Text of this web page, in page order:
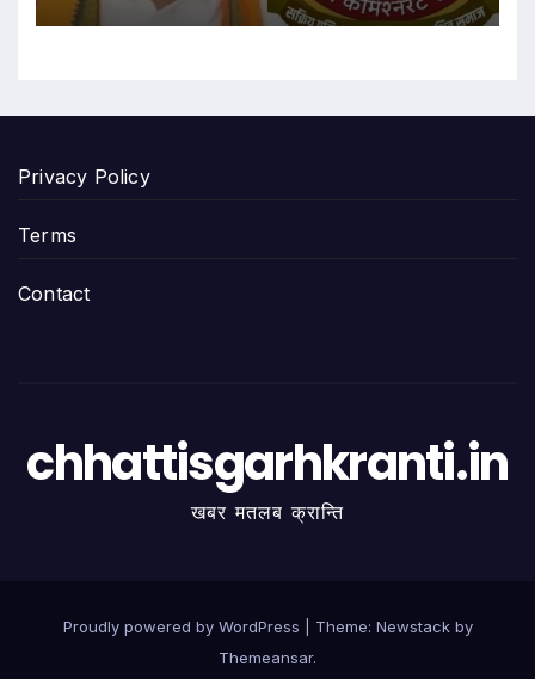
Privacy Policy
Terms
Contact
chhattisgarhkranti.in
खबर मतलब क्रान्ति
Proudly powered by WordPress Theme: Newstackby
Themeansar.